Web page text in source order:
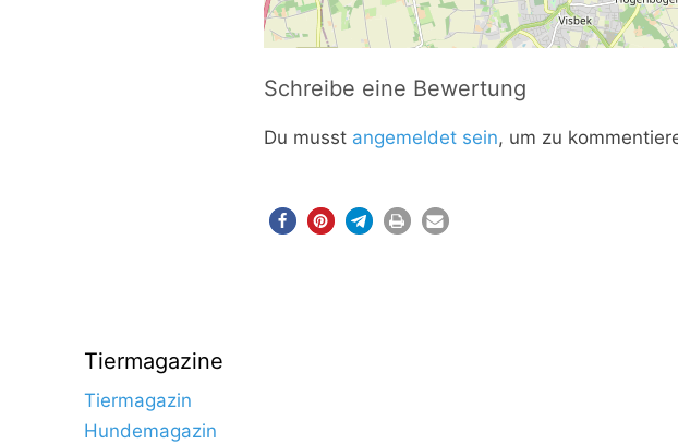
Schreibe eine Bewertung
Du musst angemeldet sein, um zu
Tiermagazine
Tiermagazin
Hundemagazin